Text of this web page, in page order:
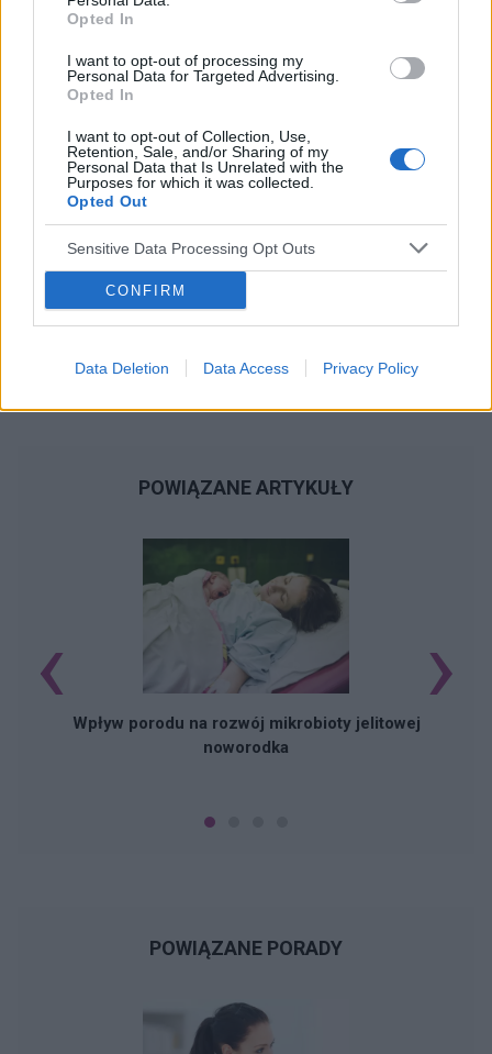
Opted In
I want to opt-out of processing my
Personal Data for Targeted Advertising.
Opted In
I want to opt-out of Collection, Use,
Retention, Sale, and/or Sharing of my
Personal Data that Is Unrelated with the
Purposes for which it was collected.
Opted Out
Sensitive Data Processing Opt Outs
CONFIRM
Data Deletion Data Access Privacy Policy
upływie 5 dni wróciłam do anty, zrobiłam test
tabletce antykoncepcyjnej a wczoraj odbyłam
stosunek bez zabezpieczenia. Moje pytanie
to tylko z zabezpieczaniem? Czy jestem teraz
bezpieczna od ciąży? Czy może wymagane jest
w tym przypadku ponowne przyjęcie tabletki
Reklama:
POWIĄZANE ARTYKUŁY
Wpływ porodu na rozwój mikrobioty jelitowej
noworodka
‹ ›
POWIĄZANE PORADY